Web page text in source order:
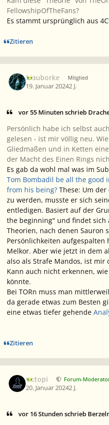
FellowshipOfTheFans?
Es stammt ursprünglich aus
Zitieren
Blauborke Mitglied
19. Januar 20242 J.
vor 55 Minuten schrieb
Persönlich habe ich selbst
gelesen - ist mir völlig neu.
Gliedmaßen und in Ketten
der Macht des Einen Rings
Es gab da wohl mal was im
Tom Bombadil be all the good
from his being? These: Um
zu werden, musste er sich
entledigen. Basiert auf der
the beginning" und findet sich
Theorien, nach denen Sauron
Persönlichkeiten aufgespalten
Melkor. Aber wie jetzt in dem
also als Strafe Mandos, ist mir
Kann auch nicht erkennen,
könnte.
Bei TORn muss man
da gerade etwas zum Besten
eine etwas tiefer gehende
Zitieren
Octopi Forum-
20. Januar 20242 J.
vor 16 Stunden schrieb